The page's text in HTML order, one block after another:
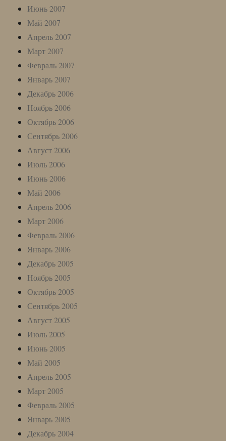
Июнь 2007
Май 2007
Апрель 2007
Март 2007
Февраль 2007
Январь 2007
Декабрь 2006
Ноябрь 2006
Октябрь 2006
Сентябрь 2006
Август 2006
Июль 2006
Июнь 2006
Май 2006
Апрель 2006
Март 2006
Февраль 2006
Январь 2006
Декабрь 2005
Ноябрь 2005
Октябрь 2005
Сентябрь 2005
Август 2005
Июль 2005
Июнь 2005
Май 2005
Апрель 2005
Март 2005
Февраль 2005
Январь 2005
Декабрь 2004